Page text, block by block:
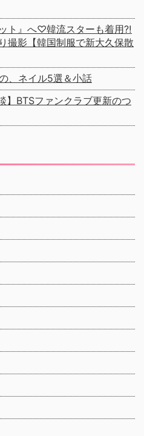
ト』へ♡韓流スターも着用⁈
撮影【韓国制服で新大久保散
、ネイル5選＆小話
】BTSファンクラブ更新のつ